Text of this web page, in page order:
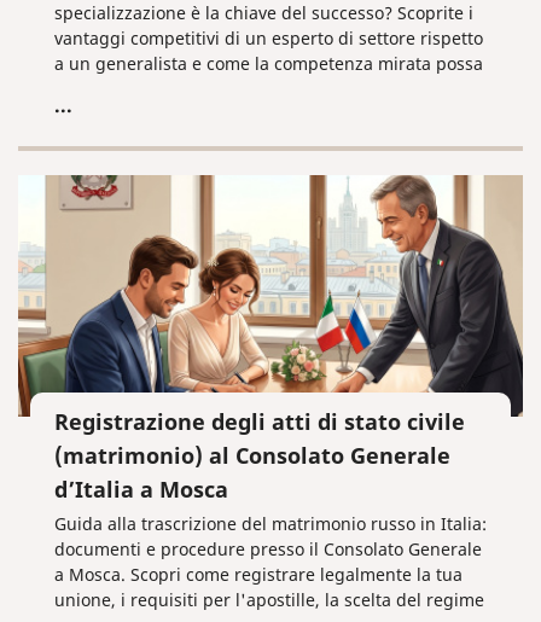
specializzazione è la chiave del successo? Scoprite i
vantaggi competitivi di un esperto di settore rispetto
a un generalista e come la competenza mirata possa
...
Registrazione degli atti di stato civile
(matrimonio) al Consolato Generale
d’Italia a Mosca
Guida alla trascrizione del matrimonio russo in Italia:
documenti e procedure presso il Consolato Generale
a Mosca. Scopri come registrare legalmente la tua
unione, i requisiti per l'apostille, la scelta del regime